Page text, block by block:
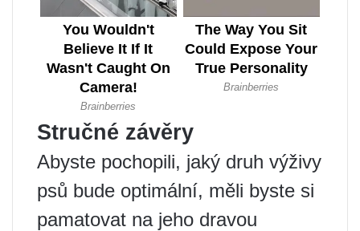
Stručné závěry
Abyste pochopili, jaký druh výživy
psů bude optimální, měli byste si
pamatovat na jeho dravou